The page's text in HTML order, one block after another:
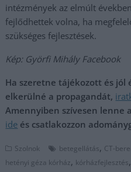
intézmények az elmúlt
fejlődhettek volna, ha
szükséges fejlesztések.
Kép: Györfi Mihály Facebook
Ha szeretne tájékozott és jól
elkerülné a propagandát,
Amennyiben szívesen lenne
ide és csatlakozzon
Szolnok betegellátás, CT-
hetényi géza kórház, kórházfejlesztés,